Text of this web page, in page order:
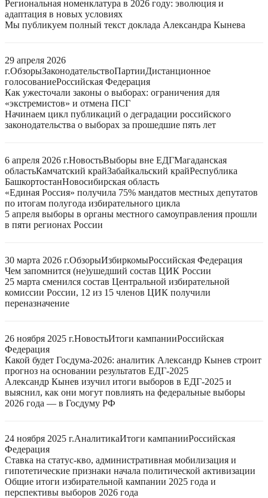
Региональная номенклатура в 2026 году: эволюция и
адаптация в новых условиях
Мы публикуем полный текст доклада Александра Кынева
29 апреля 2026
г.ОбзорыЗаконодательствоПартииДистанционное
голосованиеРоссийская Федерация
Как ужесточали законы о выборах: ограничения для
«экстремистов» и отмена ПСГ
Начинаем цикл публикаций о деградации российского
законодательства о выборах за прошедшие пять лет
6 апреля 2026 г.НовостьВыборы вне ЕДГМагаданская
областьКамчатский крайЗабайкальский крайРеспублика
БашкортостанНовосибирская область
«Единая Россия» получила 75% мандатов местных депутатов
по итогам полугода избирательного цикла
5 апреля выборы в органы местного самоуправления прошли
в пяти регионах России
30 марта 2026 г.ОбзорыИзбиркомыРоссийская Федерация
Чем запомнится (не)ушедший состав ЦИК России
25 марта сменился состав Центральной избирательной
комиссии России, 12 из 15 членов ЦИК получили
переназначение
26 ноября 2025 г.НовостьИтоги кампанииРоссийская
Федерация
Какой будет Госдума-2026: аналитик Александр Кынев строит
прогноз на основании результатов ЕДГ-2025
Александр Кынев изучил итоги выборов в ЕДГ-2025 и
выяснил, как они могут повлиять на федеральные выборы
2026 года — в Госдуму РФ
24 ноября 2025 г.АналитикаИтоги кампанииРоссийская
Федерация
Ставка на статус-кво, административная мобилизация и
гипотетические признаки начала политической активизации
Общие итоги избирательной кампании 2025 года и
перспективы выборов 2026 года